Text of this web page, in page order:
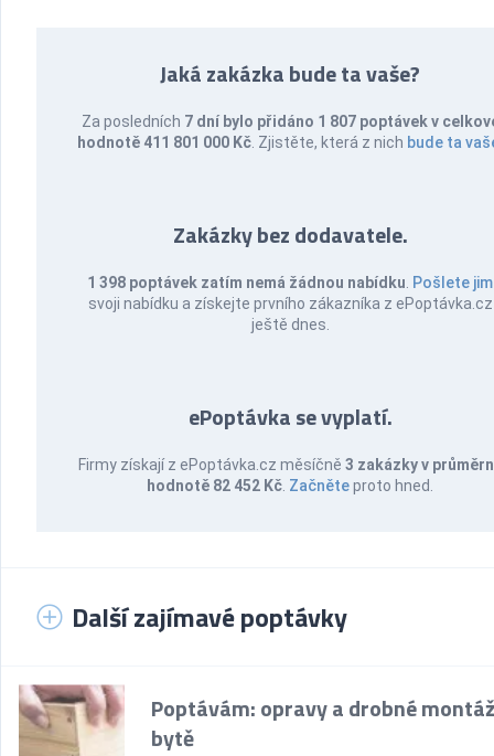
Jaká zakázka bude ta vaše?
Za posledních 7 dní bylo přidáno 1 807 poptávek v
hodnotě 411 801 000 Kč . Zjistěte, která z nich bude ta
Zakázky bez dodavatele.
1 398 poptávek zatím nemá žádnou nabídku Pošlete jim
svoji nabídku a získejte prvního zákazníka z ePoptávka.cz
ještě dnes.
ePoptávka se vyplatí.
Firmy získají z ePoptávka.cz měsíčně 3 zakázky v
hodnotě 82 452 Kč Začněteproto hned.
Další zajímavé poptávky
Poptávám: opravy a drobné
bytě